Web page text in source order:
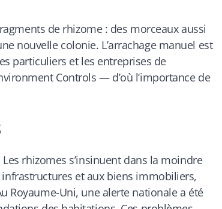
de rhizome : des morceaux aussi
nouvelle colonie. L’arrachage manuel est
particuliers et les entreprises de
Controls — d’où l’importance de
rhizomes s’insinuent dans la moindre
et aux biens immobiliers,
Royaume-Uni, une alerte nationale a été